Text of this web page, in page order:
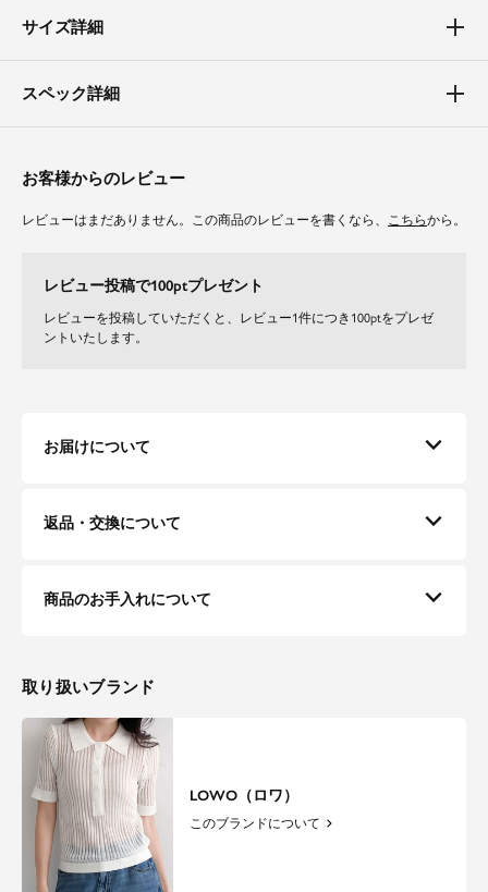
サイズ詳細
スペック詳細
お客様からのレビュー
レビューはまだありません。この商品のレビューを書くなら、 こちらから。
レビュー投稿で100ptプレゼント
レビューを投稿していただくと、レビュー1件につき100ptをプレゼ
ントいたします。
お届けについて
返品・交換について
商品のお手入れについて
取り扱いブランド
LOWO（ロワ）
このブランドについて